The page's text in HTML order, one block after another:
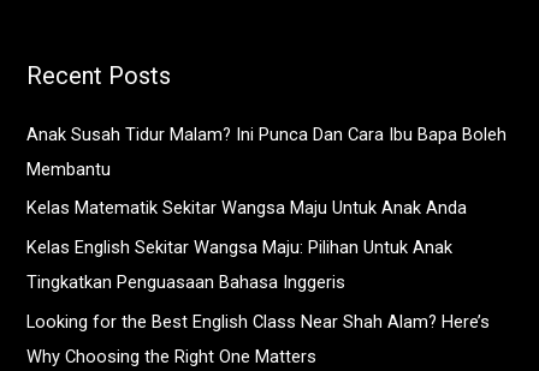
Recent Posts
Anak Susah Tidur Malam? Ini Punca Dan Cara Ibu Bapa Boleh
Membantu
Kelas Matematik Sekitar Wangsa Maju Untuk Anak Anda
Kelas English Sekitar Wangsa Maju: Pilihan Untuk Anak
Tingkatkan Penguasaan Bahasa Inggeris
Looking for the Best English Class Near Shah Alam? Here’s
Why Choosing the Right One Matters